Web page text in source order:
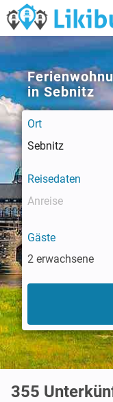
in Sebnitz
Ort
Reisedaten
Gäste
2 erwachsene
355